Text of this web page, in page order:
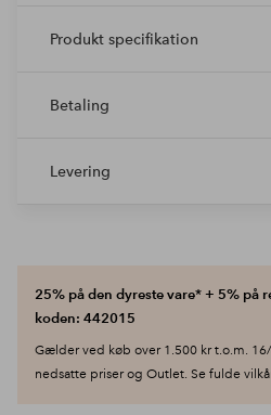
Produkt specifikation
Betaling
Levering
25% på den dyreste vare* + 5% på
koden: 442015
Gælder ved køb over 1.500 kr t.o.m.
nedsatte priser og Outlet. Se fulde